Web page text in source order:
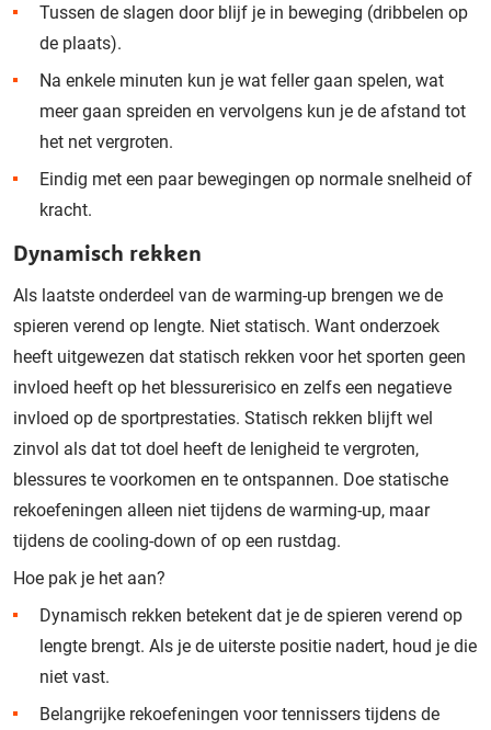
Tussen de slagen door blijf je in beweging (dribbelen op
de plaats).
Na enkele minuten kun je wat feller gaan spelen, wat
meer gaan spreiden en vervolgens kun je de afstand tot
het net vergroten.
Eindig met een paar bewegingen op normale snelheid of
kracht.
Dynamisch rekken
Als laatste onderdeel van de warming-up brengen we de
spieren verend op lengte. Niet statisch. Want onderzoek
heeft uitgewezen dat statisch rekken voor het sporten geen
invloed heeft op het blessurerisico en zelfs een negatieve
invloed op de sportprestaties. Statisch rekken blijft wel
zinvol als dat tot doel heeft de lenigheid te vergroten,
blessures te voorkomen en te ontspannen. Doe statische
rekoefeningen alleen niet tijdens de warming-up, maar
tijdens de cooling-down of op een rustdag.
Hoe pak je het aan?
Dynamisch rekken betekent dat je de spieren verend op
lengte brengt. Als je de uiterste positie nadert, houd je die
niet vast.
Belangrijke rekoefeningen voor tennissers tijdens de